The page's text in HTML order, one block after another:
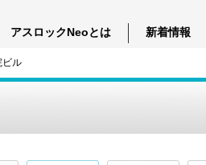
アスロックNeoとは 新着情報
ビル